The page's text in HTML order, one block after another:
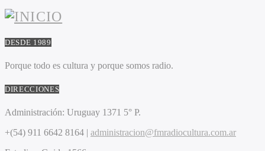
DESDE 1989
Porque todo es cultura y porque somos radio.
DIRECCIONES
Administración: Uruguay 1371 5° P.
+(54) 911 6642 8164 | administracion@fmradiocultura.com.ar